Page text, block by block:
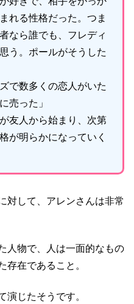
れる性格だった。つま
なら誰でも、フレディ
う。ポールがそうした
で数多くの恋人がいた
売った」
友人から始まり、次第
が明らかになっていく
対して、アレンさんは非常
人物で、人は一面的なもの
存在であること。
演じたそうです。